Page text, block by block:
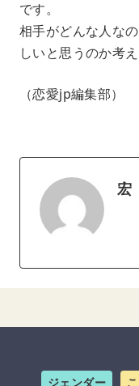
です。
相手がどんな人な
しいと思うのか考
（恋愛jp編集部）
宏
ジェンダー